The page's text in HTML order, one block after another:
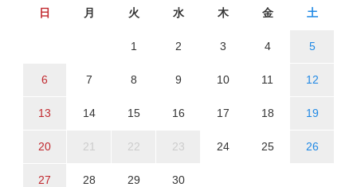
日 月 火 水 木 金 土
1 2 3 4 5
6 7 8 9 10 11 12
13 14 15 16 17 18 19
20 21 22 23 24 25 26
27 28 29 30